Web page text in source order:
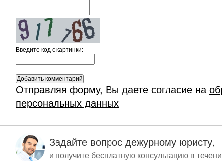
Введите код c картинки:
Отправляя форму, Вы даете согласие на
персональных данных
Задайте вопрос дежурному юристу,
и получите бесплатную консультацию в